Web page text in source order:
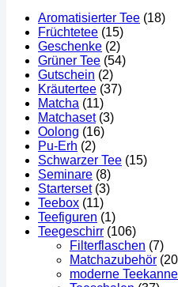
Aromatisierter Tee (18)
Früchtetee (15)
Geschenke (2)
Grüner Tee (54)
Gutschein (2)
Kräutertee (37)
Matcha (11)
Matchaset (3)
Oolong (16)
Pu-Erh (2)
Schwarzer Tee (15)
Seminare (8)
Starterset (3)
Teebox (11)
Teefiguren (1)
Teegeschirr (106)
Filterflaschen (7)
Matchazubehör
moderne Teekanne